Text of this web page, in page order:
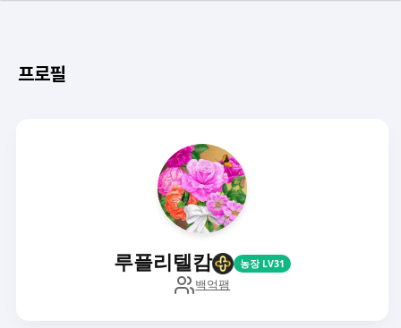
프로필
루플리텔캄 농장 LV31
백억팸